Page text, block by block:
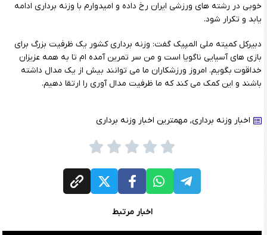
خوبی در رشته های ورزشی ایران رخ داده و امیدوارم با وزنه برداری ادامه
یابد و تکرار شود.
دبیرکل کمیته ملی المپیک گفت: وزنه برداری کشور یک ظرفیت بزرگ برای
بازی های آسیایی ناگویا است و من سر تمرین آمده ام تا به همه عزیزان
خداقوت بگویم. امروز ورزشکاران ما می توانند بیش از یک مدال داشته
باشند و این کمک می کند که ما ظرفیت مدال آوری را ارتقا دهیم.
اخبار وزنه برداری, مهمترین اخبار وزنه برداری
اخبار مرتبط